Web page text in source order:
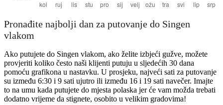
Pronađite najbolji dan za putovanje do Singen
vlakom
Ako putujete do Singen vlakom, ako želite izbjeći gužve, možete
provjeriti koliko često naši klijenti putuju u sljedećih 30 dana
pomoću grafikona u nastavku. U prosjeku, najveći sati za putovanje
su između 6:30 i 9 sati ujutro ili između 16 i 19 sati navečer. Imajte
to na umu kada putujete do mjesta polaska jer će vam možda trebati
dodatno vrijeme da stignete, osobito u velikim gradovima!